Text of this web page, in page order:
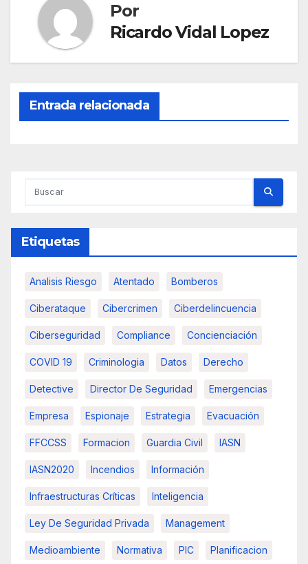
Por
Ricardo Vidal Lopez
Entrada relacionada
Etiquetas
Analisis Riesgo Atentado Bomberos
Ciberataque Cibercrimen Ciberdelincuencia
Ciberseguridad Compliance Concienciación
COVID 19 Criminologia Datos Derecho
Detective Director De Seguridad Emergencias
Empresa Espionaje Estrategia Evacuación
FFCCSS Formacion Guardia Civil IASN
IASN2020 Incendios Información
Infraestructuras Críticas Inteligencia
Ley De Seguridad Privada Management
Medioambiente Normativa PIC Planificacion